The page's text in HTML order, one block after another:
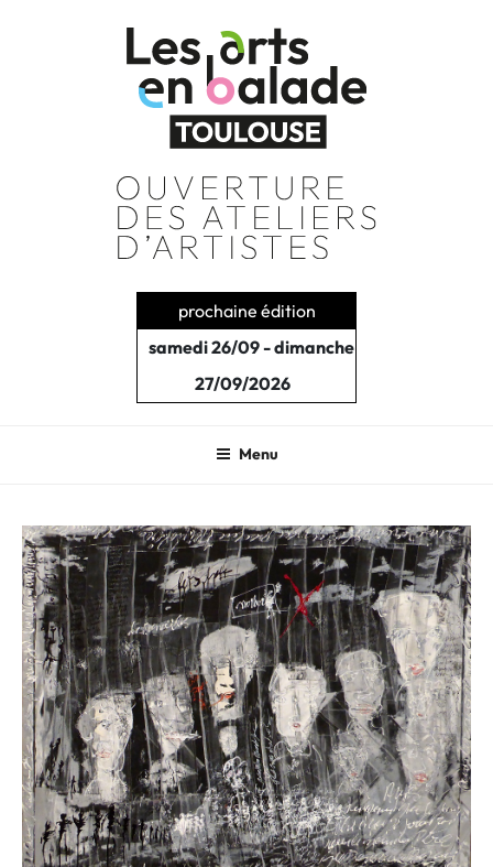
prochaine édition
samedi 26/09 - dimanche
27/09/2026
Menu